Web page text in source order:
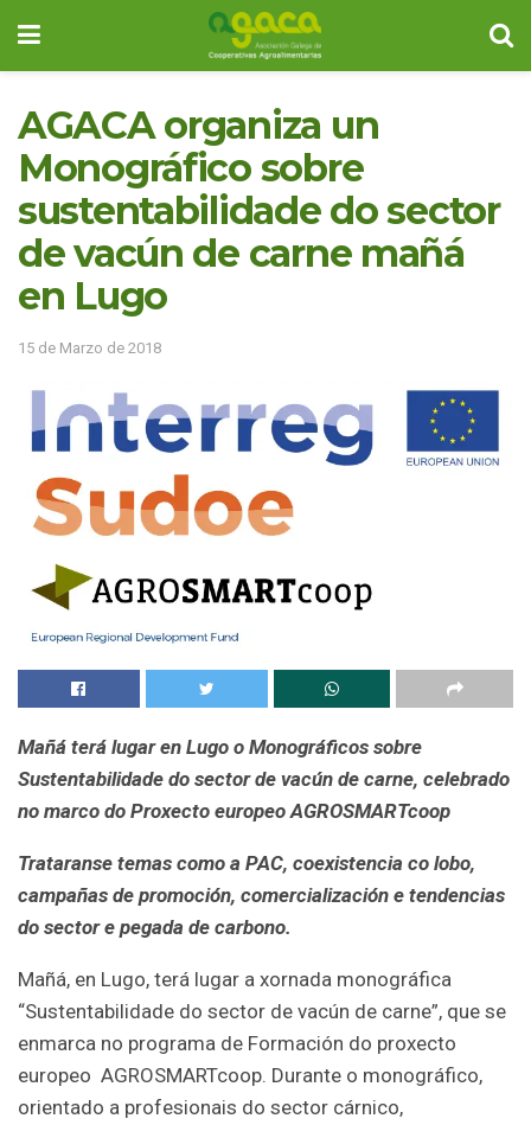
AGACA organiza un
Monográfico sobre
sustentabilidade do sector
de vacún de carne mañá
en Lugo
15 de Marzo de 2018
Mañá terá lugar en Lugo o Monográficos sobre
Sustentabilidade do sector de vacún de carne, celebrado
no marco do Proxecto europeo AGROSMARTcoop
Trataranse temas como a PAC, coexistencia co lobo,
campañas de promoción, comercialización e tendencias
do sector e pegada de carbono.
Mañá, en Lugo, terá lugar a xornada monográfica
“Sustentabilidade do sector de vacún de carne”, que se
enmarca no programa de Formación do proxecto
europeo AGROSMARTcoop. Durante o monográfico,
orientado a profesionais do sector cárnico,